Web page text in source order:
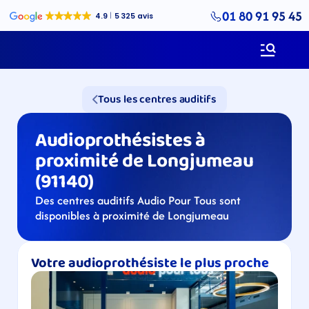
01 80 91 95 45
Tous les centres auditifs
Audioprothésistes à
proximité de Longjumeau
(91140)
Des centres auditifs Audio Pour Tous sont
disponibles à proximité de Longjumeau
Votre audioprothésiste le plus proche